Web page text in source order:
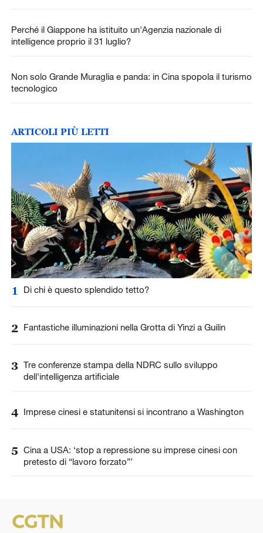
Perché il Giappone ha istituito un'Agenzia nazionale di
intelligence proprio il 31 luglio?
Non solo Grande Muraglia e panda: in Cina spopola il turismo
tecnologico
ARTICOLI PIÙ LETTI
1 Di chi è questo splendido tetto?
2 Fantastiche illuminazioni nella Grotta di Yinzi a Guilin
3 Tre conferenze stampa della NDRC sullo sviluppo
dell'intelligenza artificiale
4 Imprese cinesi e statunitensi si incontrano a Washington
5 Cina a USA: ‘stop a repressione su imprese cinesi con
pretesto di “lavoro forzato”’